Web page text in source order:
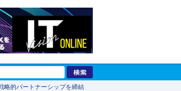
略的パートナーシップを締結